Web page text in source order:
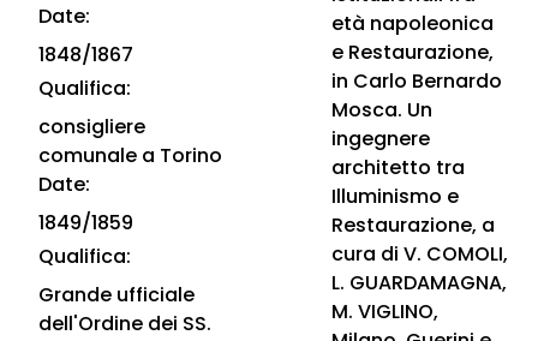
Date:
1848/1867
Qualifica:
consigliere
comunale a Torino
Date:
1849/1859
Qualifica:
Grande ufficiale
dell'Ordine dei SS.
età napoleonica
e Restaurazione,
in Carlo Bernardo
Mosca. Un
ingegnere
architetto tra
Illuminismo e
Restaurazione, a
cura di V. COMOLI,
L. GUARDAMAGNA,
M. VIGLINO,